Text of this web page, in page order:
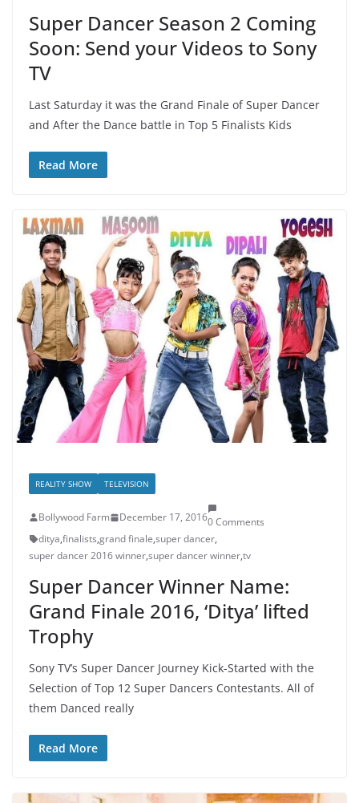
Super Dancer Season 2 Coming
Soon: Send your Videos to Sony
TV
Last Saturday it was the Grand Finale of Super Dancer
and After the Dance battle in Top 5 Finalists Kids
Read More
REALITY SHOW TELEVISION
Bollywood Farm December 17, 20160 Comments
ditya,finalists,grand finale,super dancer,
super dancer 2016 winner,super dancer winner,tv
Super Dancer Winner Name:
Grand Finale 2016, ‘Ditya’ lifted
Trophy
Sony TV’s Super Dancer Journey Kick-Started with the
Selection of Top 12 Super Dancers Contestants. All of
them Danced really
Read More